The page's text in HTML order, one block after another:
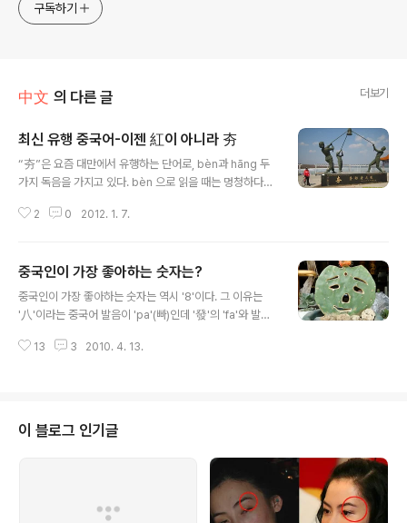
구독하기
中文 의 다른 글 더보기
최신 유행 중국어-이젠 紅이 아니라 夯
“夯”은 요즘 대만에서 유행하는 단어로, bèn과 hāng 두
가지 독음을 가지고 있다. bèn 으로 읽을 때는 멍청하다라
는 달구, 동사로는 달구질하다라는 뜻이다. 달구는 집터를
떨어뜨리면서 땅을 다진다. 바로 위 사진이 夯-Hang 본래
의 의미 “夯”은 영어 “Hot”의 음을 취하여 유행하는, 인기
있는 뜻으로 쓰인다. 대만 사투리에서 “夯”의 발음과 “Ho
하기 때문이다. 예전에는“Hot”의 의미로“紅”을 많이 썼
2 0 2012. 1. 7.
중국인이 가장 좋아하는 숫자는?
중국인이 가장 좋아하는 숫자는 역시 '8'이다. 그 이유는
'八'이라는 중국어 발음이 'pa'(빠)인데 '發'의 'fa'와 발음
산을 모으다'는 의미가 있기 때문이다. 중국인의 '8'에 대한
표도 흔히 볼 수 있다. 가격을 이렇게 붙여놓으면 깎기 좋아
하는 중국인이라도 흥정을 않고 그냥 물건을 사는 예가 많
기 때문인 것이다. 또한 1988년 8월 8일, 중국에서는 길
일(吉日)에 결혼을 하려는 사람들로 합동결혼식에 버금가
는 해프닝이 벌어지기도 했다. 상해 유명 호텔 전화번..
13 3 2010. 4. 13.
이 블로그 인기글